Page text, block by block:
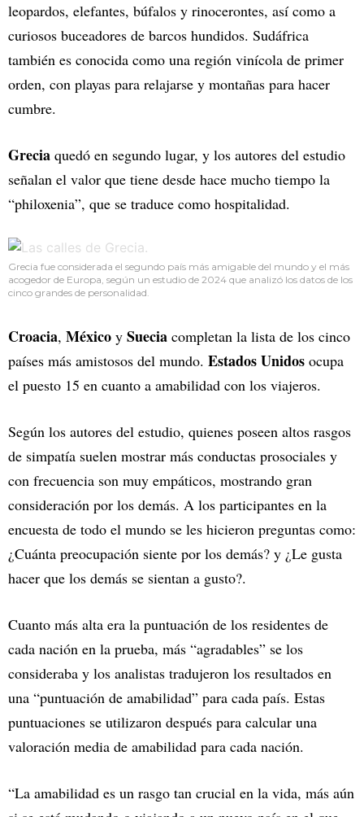
leopardos, elefantes, búfalos y rinocerontes, así como a
curiosos buceadores de barcos hundidos. Sudáfrica
también es conocida como una región vinícola de primer
orden, con playas para relajarse y montañas para hacer
cumbre.
Grecia quedó en segundo lugar, y los autores del estudio
señalan el valor que tiene desde hace mucho tiempo la
“philoxenia”, que se traduce como hospitalidad.
Grecia fue considerada el segundo país más amigable del mundo y el más
acogedor de Europa, según un estudio de 2024 que analizó los datos de los
cinco grandes de personalidad.
Croacia, México y Suecia completan la lista de los cinco
países más amistosos del mundo. Estados Unidos ocupa
el puesto 15 en cuanto a amabilidad con los viajeros.
Según los autores del estudio, quienes poseen altos rasgos
de simpatía suelen mostrar más conductas prosociales y
con frecuencia son muy empáticos, mostrando gran
consideración por los demás. A los participantes en la
encuesta de todo el mundo se les hicieron preguntas como:
¿Cuánta preocupación siente por los demás? y ¿Le gusta
hacer que los demás se sientan a gusto?.
Cuanto más alta era la puntuación de los residentes de
cada nación en la prueba, más “agradables” se los
consideraba y los analistas tradujeron los resultados en
una “puntuación de amabilidad” para cada país. Estas
puntuaciones se utilizaron después para calcular una
valoración media de amabilidad para cada nación.
“La amabilidad es un rasgo tan crucial en la vida, más aún